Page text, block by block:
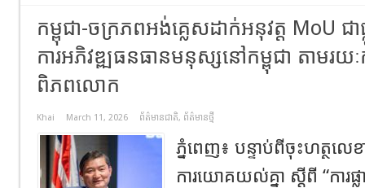
កម្ពុជា-ចក្រភពអង់គ្លេសដាក់អនុវត្ត MoU ជា
ការអភិវឌ្ឍធនធានមនុស្សនៅកម្ពុជា តាមរយ
ពិភពលោក
Khai March 11, 2026 ព័ត៌មានជាតិ, ព័ត៌មានថ្មី
ភ្នំពេញ៖ បន្ទាប់ពីចុះហត្ថល
ការយោគយល់គ្នា ស្តីពី “ការ